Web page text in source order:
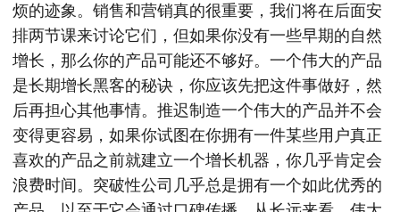
烦的迹象。销售和营销真的很重要，我们将在后面安
排两节课来讨论它们，但如果你没有一些早期的自然
增长，那么你的产品可能还不够好。一个伟大的产品
是长期增长黑客的秘诀，你应该先把这件事做好，然
后再担心其他事情。推迟制造一个伟大的产品并不会
变得更容易，如果你试图在你拥有一件某些用户真正
喜欢的产品之前就建立一个增长机器，你几乎肯定会
浪费时间。突破性公司几乎总是拥有一个如此优秀的